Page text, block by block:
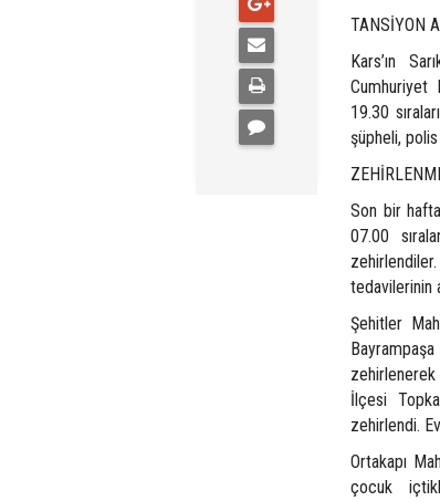
TANSİYON
Kars’ın
Cumhuriyet
19.30
şüpheli,
Son bir
07.00
tedavilerinin
Şehitler
zehirlenerek
İlçesi
zehirlendi.
Ortakapı
çocuk